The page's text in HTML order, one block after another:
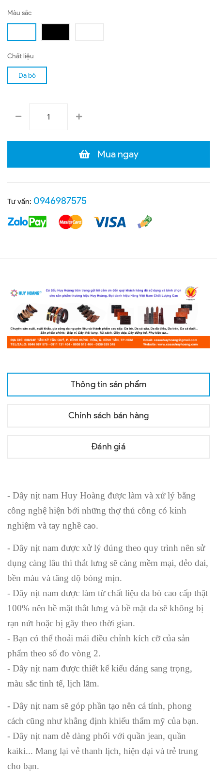
Màu sắc
Chất liệu
Da bò
Mua ngay
Tư vấn: 0946987575
Thông tin sản phẩm
Chính sách bán hàng
Đánh giá
- Dây nịt nam Huy Hoàng được làm và xử lý bằng
công nghệ hiện bởi những thợ thủ công có kinh
nghiệm và tay nghề cao.
- Dây nịt nam được xử lý đúng theo quy trình nên sử
dụng càng lâu thì thắt lưng sẽ càng mềm mại, dẻo dai,
bền màu và tăng độ bóng mịn.
- Dây nịt nam được làm từ chất liệu da bò cao cấp thật
100% nên bề mặt thắt lưng và bề mặt da sẽ không bị
rạn nứt hoặc bị gãy theo thời gian.
- Bạn có thể thoải mái điều chỉnh kích cỡ của sản
phẩm theo số đo vòng 2.
- Dây nịt nam được thiết kế kiểu dáng sang trọng,
màu sắc tinh tế, lịch lãm.
- Dây nịt nam sẽ góp phần tạo nên cá tính, phong
cách cũng như khẳng định khiếu thẩm mỹ của bạn.
- Dây nịt nam dễ dàng phối với quần jean, quần
kaiki... Mang lại vẻ thanh lịch, hiện đại và trẻ trung
cho bạn.